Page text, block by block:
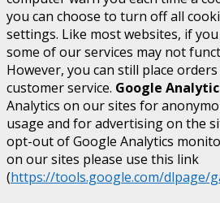
you can choose to turn off all
settings. Like most websites, if
some of our services may not
However, you can still place
customer service. Google
Analytics on our sites for
usage and for advertising on the
opt-out of Google Analytics
on our sites please use this link
(https://tools.google.com/dlpage/